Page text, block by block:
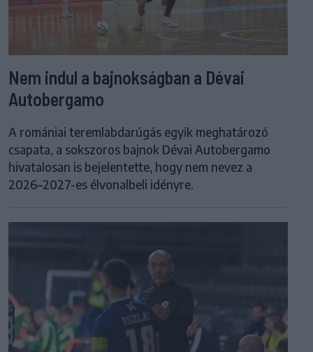
Nem indul a bajnokságban a Dévai
Autobergamo
A romániai teremlabdarúgás egyik meghatározó
csapata, a sokszoros bajnok Dévai Autobergamo
hivatalosan is bejelentette, hogy nem nevez a
2026–2027-es élvonalbeli idényre.